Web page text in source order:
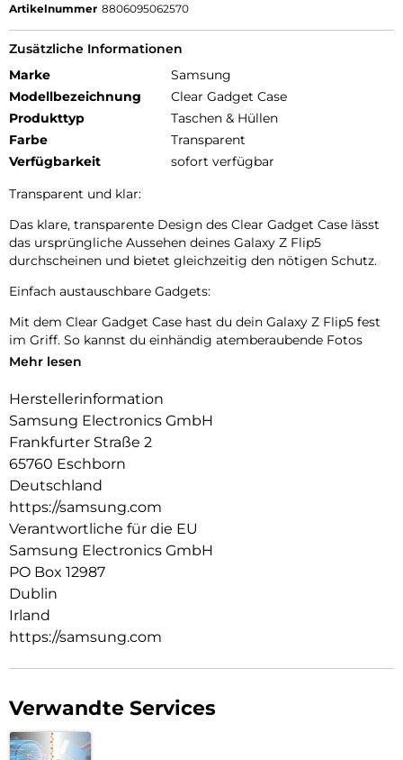
Artikelnummer 8806095062570
Zusätzliche Informationen
Marke
Samsung
Modellbezeichnung
Clear Gadget Case
Produkttyp
Taschen & Hüllen
Farbe
Transparent
Verfügbarkeit
sofort verfügbar
Transparent und klar:
Das klare, transparente Design des Clear Gadget Case lässt
das ursprüngliche Aussehen deines Galaxy Z Flip5
durchscheinen und bietet gleichzeitig den nötigen Schutz.
Einfach austauschbare Gadgets:
Mit dem Clear Gadget Case hast du dein Galaxy Z Flip5 fest
im Griff. So kannst du einhändig atemberaubende Fotos
aufnehmen. Außerdem hat das Case eine Vorrichtung für
wechselnden Bedürfnisse austauschen lässt. Verwende das
Case als stabilen Standfuß, um dein Smartphone darauf
abzustützen. So kannst du deine Inhalte freihändig genießen.
Mehr lesen
Herstellerinformation
Samsung Electronics GmbH
Frankfurter Straße 2
65760 Eschborn
Deutschland
https://samsung.com
Verantwortliche für die EU
Samsung Electronics GmbH
PO Box 12987
Dublin
Irland
https://samsung.com
Verwandte Services